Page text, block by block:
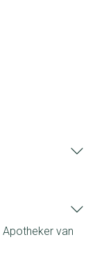
Apotheker van